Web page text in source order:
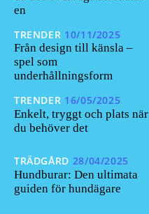
en
TRENDER 10/11/2025
Från design till känsla –
spel som
underhållningsform
TRENDER 16/05/2025
Enkelt, tryggt och plats när
du behöver det
TRÄDGÅRD 28/04/2025
Hundburar: Den ultimata
guiden för hundägare